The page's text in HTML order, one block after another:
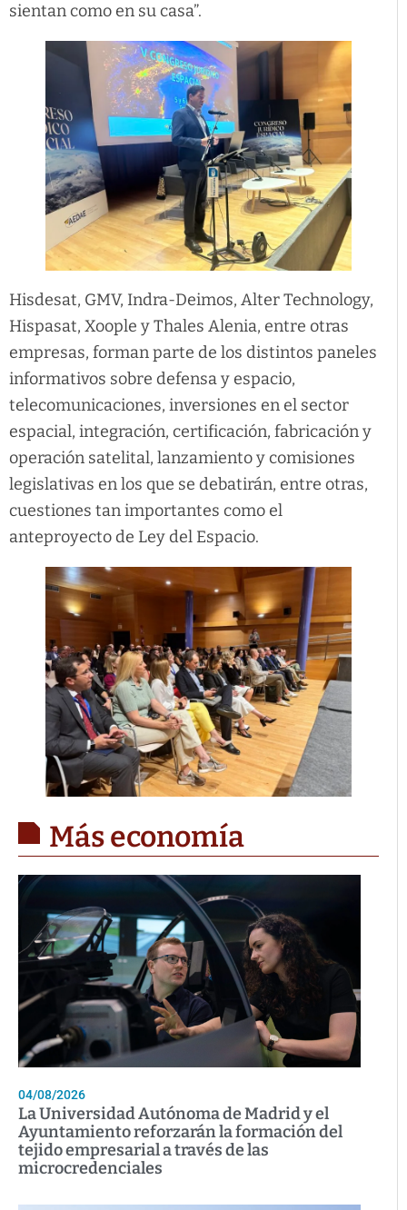
sientan como en su casa”.
Hisdesat, GMV, Indra-Deimos, Alter Technology,
Hispasat, Xoople y Thales Alenia, entre otras
empresas, forman parte de los distintos paneles
informativos sobre defensa y espacio,
telecomunicaciones, inversiones en el sector
espacial, integración, certificación, fabricación y
operación satelital, lanzamiento y comisiones
legislativas en los que se debatirán, entre otras,
cuestiones tan importantes como el
anteproyecto de Ley del Espacio.
Más economía
04/08/2026
La Universidad Autónoma de Madrid y el
Ayuntamiento reforzarán la formación del
tejido empresarial a través de las
microcredenciales